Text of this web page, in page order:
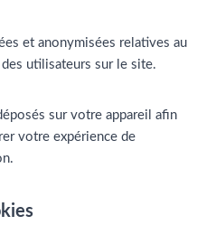
et anonymisées relatives au
utilisateurs sur le site.
sur votre appareil afin
votre expérience de